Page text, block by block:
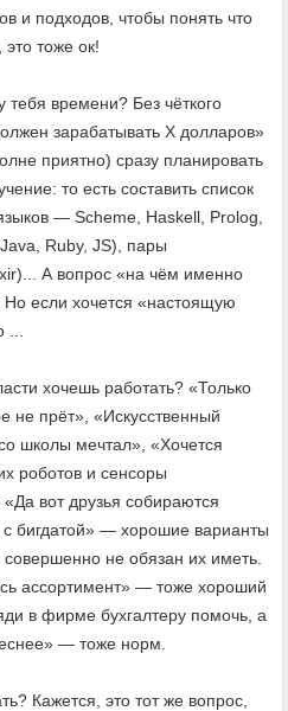
и подходов, чтобы понять что
тоже ок!
времени? Без чёткого
зарабатывать X долларов»
приятно) сразу планировать
то есть составить список
— Scheme, Haskell, Prolog,
Ruby, JS), пары
А вопрос «на чём именно
Но если хочется «настоящую
хочешь работать? «Только
не прёт», «Искусственный
школы мечтал», «Хочется
роботов и сенсоры
вот друзья собираются
бигдатой» — хорошие варианты
не обязан их иметь.
ассортимент» — тоже хороший
в фирме бухгалтеру помочь, а
— тоже норм.
Кажется, это тот же вопрос,